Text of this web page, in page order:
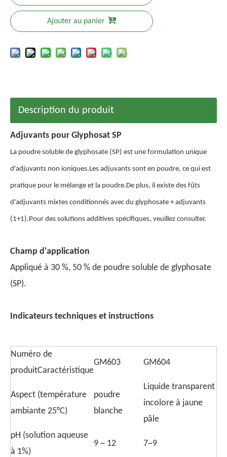
Ajouter au panier
Description du produit
Adjuvants pour Glyphosat SP
La poudre soluble de glyphosate (SP) est une formulation unique
d'adjuvants non ioniques.Les adjuvants sont en poudre, ce qui est
pratique pour le mélange et la poudre.De plus, il existe des fûts
d'adjuvants mixtes conditionnés avec du glyphosate + adjuvants
(1+1).Pour des solutions additives spécifiques, veuillez consulter.
Champ d'application
Appliqué à 30 %, 50 % de poudre soluble de glyphosate
(SP).
Indicateurs techniques et instructions
Numéro de
produitCaractéristique
GM603 GM604
Aspect (température
ambiante 25°C)
poudre
blanche
Liquide transparent
incolore à jaune
pâle
pH (solution aqueuse
à 1%)
9 ~ 12 7~9